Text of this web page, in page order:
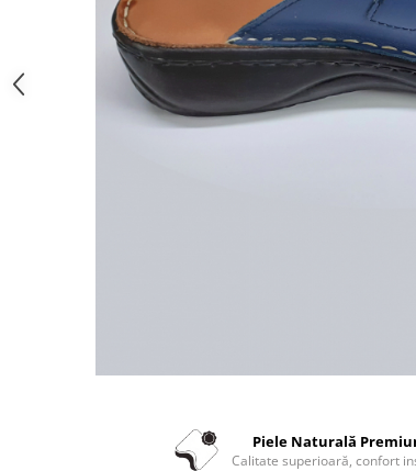
Piele Naturală
Calitate superioară, confort